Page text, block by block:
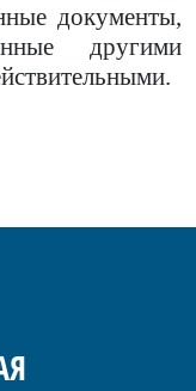
документы,
другими